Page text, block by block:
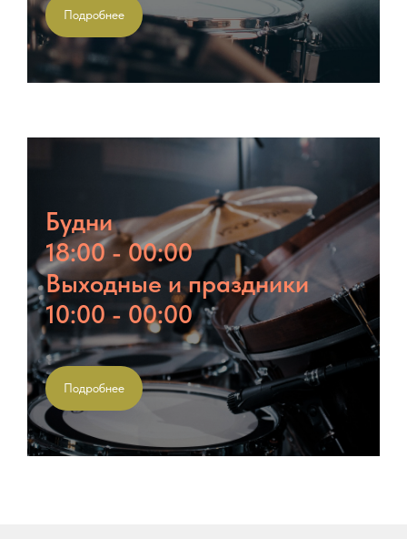
Подробнее
Будни
18:00 - 00:00
Выходные и праздники
10:00 - 00:00
Подробнее